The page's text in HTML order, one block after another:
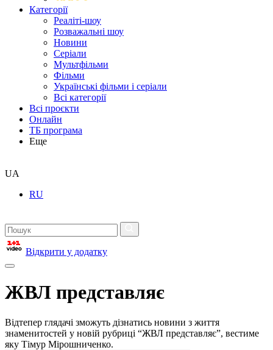
Категорії
Реаліті-шоу
Розважальні шоу
Новини
Серіали
Мультфільми
Фільми
Українські фільми і серіали
Всі категорії
Всі проєкти
Онлайн
ТБ програма
Еще
UA
RU
Відкрити у додатку
ЖВЛ представляє
Відтепер глядачі зможуть дізнатись новини з життя
знаменитостей у новій рубриці “ЖВЛ представляє”, вестиме
яку Тімур Мірошниченко.